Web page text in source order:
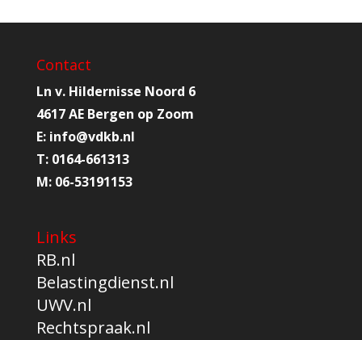
Contact
Ln v. Hildernisse Noord 6
4617 AE Bergen op Zoom
E: info@vdkb.nl
T: 0164-661313
M: 06-53191153
Links
RB.nl
Belastingdienst.nl
UWV.nl
Rechtspraak.nl